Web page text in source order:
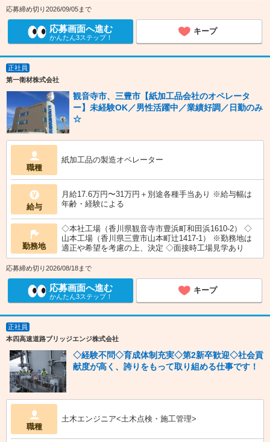
応募締め切り2026/09/05まで
応募画面へ進む
かんたん3ステップ！
キープ
正社員
第一衛材株式会社
観音寺市、三豊市【紙加工品会社のオペレータ
ー】未経験OK／男性活躍中／業績好調／日勤のみ
☆
職種
紙加工品の製造オペレーター
給与
月給17.6万円〜31万円＋別途各種手当あり ※給与幅は
年齢・経験による
勤務地
◇本社工場（香川県観音寺市豊浜町和田浜1610-2） ◇
山本工場（香川県三豊市山本町辻1417-1） ※勤務地は
適正や希望を考慮の上、決定 ◇面接時工場見学あり
応募締め切り2026/08/18まで
応募画面へ進む
かんたん3ステップ！
キープ
正社員
本四高速道路ブリッジエンジ株式会社
◇経験不問◇育成体制充実◇第2新卒歓迎◇社会貢
献度が高く、誇りをもって取り組める仕事です！
職種
土木エンジニア<土木点検・施工管理>